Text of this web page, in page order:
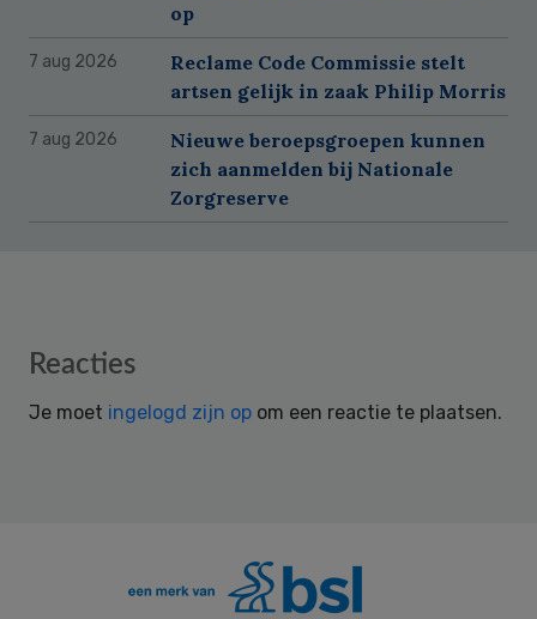
op
7 aug 2026
Reclame Code Commissie stelt
artsen gelijk in zaak Philip Morris
7 aug 2026
Nieuwe beroepsgroepen kunnen
zich aanmelden bij Nationale
Zorgreserve
Reader
Reacties
Je moet ingelogd zijn op om een reactie te plaatsen.